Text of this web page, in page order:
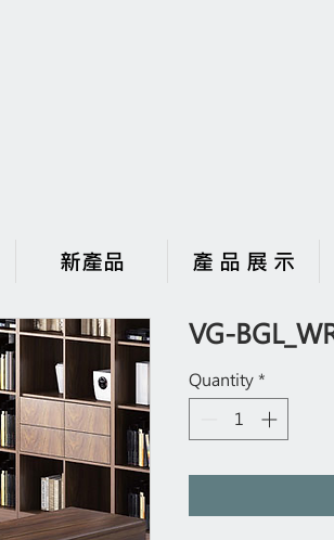
新產品 產 品 展 示
VG-
Quantity *